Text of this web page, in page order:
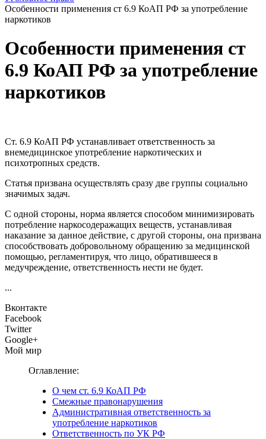
Особенности применения ст 6.9 КоАП РФ за употребление
наркотиков
Особенности применения ст
6.9 КоАП РФ за употребление
наркотиков
Ст. 6.9 КоАП РФ устанавливает ответственность за
внемедицинское употребление наркотических и
психотропных средств.
Статья призвана осуществлять сразу две группы социально
значимых задач.
С одной стороны, норма является способом минимизировать
потребление наркосодеражащих веществ, устанавливая
наказание за данное действие, с другой стороны, она призвана
способствовать добровольному обращению за медицинской
помощью, регламентируя, что лицо, обратившееся в
медучреждение, ответственность нести не будет.
...
Вконтакте
Facebook
Twitter
Google+
Мой мир
Оглавление:
О чем ст. 6.9 КоАП РФ
Смежные правонарушения
Административная ответственность за
употребление наркотиков
Ответственность по УК РФ